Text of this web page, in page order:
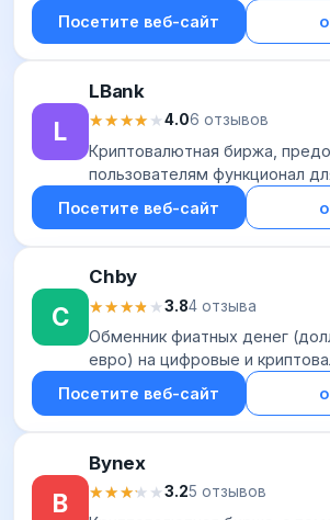
хранить криптовалюту, а также
расплачиваться ей при
Посетите веб-сайт
L
LBank
★★★★★
★★★★★4.06 отзывов
Криптовалютная биржа,
пользователям функционал
криптовалюты, спотовой
активами, работы с
Посетите веб-сайт
C
Chby
★★★★★
★★★★★3.84 отзыва
Обменник фиатных денег
евро) на цифровые и
эфир, риппл, лайткоин,
несколько менее популярных
Посетите веб-сайт
B
Bynex
★★★★★
★★★★★3.25 отзывов